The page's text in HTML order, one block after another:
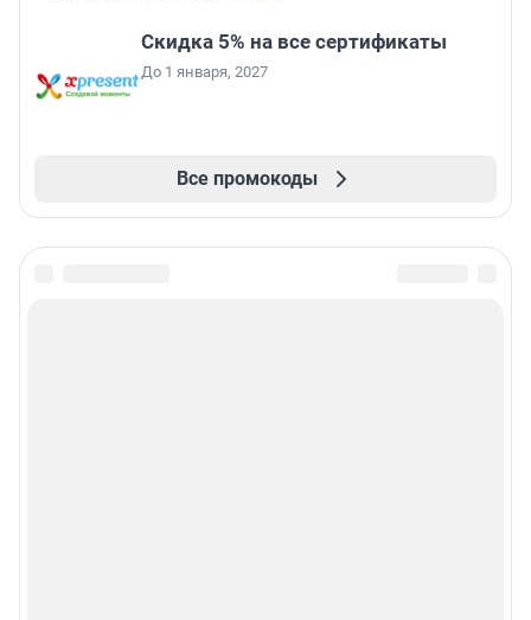
Скидка 5% на все сертификаты
До 1 января, 2027
Все промокоды